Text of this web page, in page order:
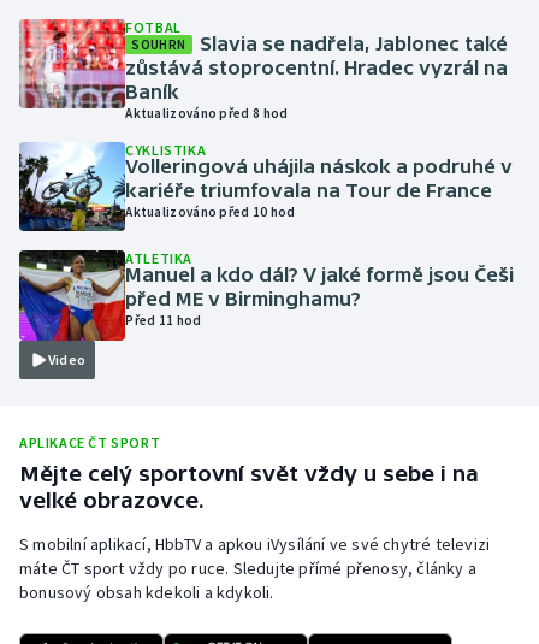
Lezení
Lyže a snowboard
Moderní pětiboj
Motorsport
Olympijské hry
Parasport
Plavání
Ragby
Rychlobruslení
Rychlostní kanoistika
FOTBAL
SOUHRN
Slavia se nadřela, Jablonec také
zůstává stoprocentní. Hradec vyzrál na
Baník
Aktualizováno před 8 hod
CYKLISTIKA
Volleringová uhájila náskok a podruhé v
kariéře triumfovala na Tour de France
Aktualizováno před 10 hod
Video
ATLETIKA
Manuel a kdo dál? V jaké formě jsou Češi
před ME v Birminghamu?
Před 11 hod
APLIKACE ČT SPORT
Mějte celý sportovní svět vždy u sebe i na
velké obrazovce.
S mobilní aplikací, HbbTV a apkou iVysílání ve své chytré televizi
máte ČT sport vždy po ruce. Sledujte přímé přenosy, články a
bonusový obsah kdekoli a kdykoli.